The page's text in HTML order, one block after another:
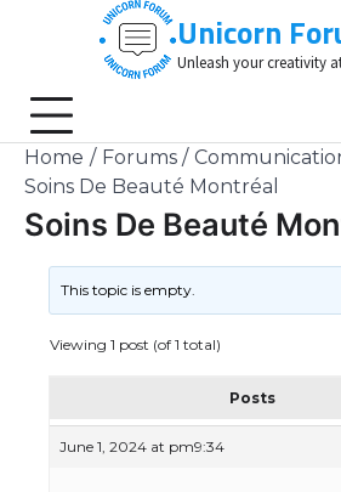
Unicorn
Unleash your creativity
Home Forums
Soins De Beauté Montréal
Soins De Beauté
This topic is empty.
Viewing 1 post (of 1 total)
Posts
June 1, 2024 at pm9:34